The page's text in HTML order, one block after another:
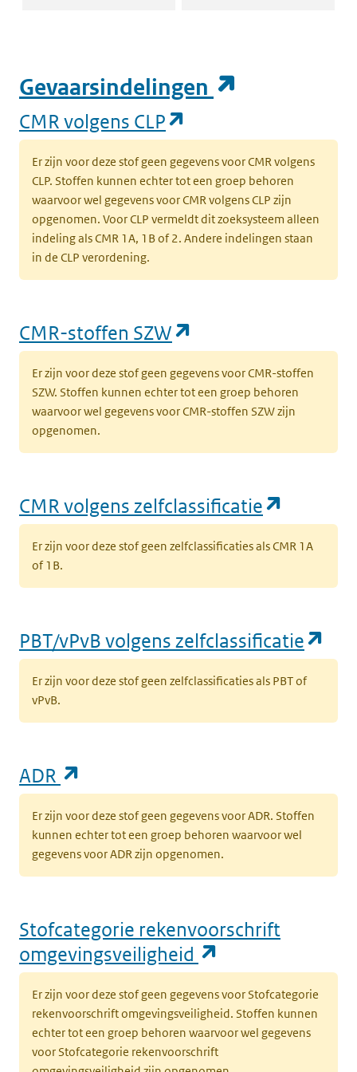
Gevaarsindelingen
CMR volgens CLP
Er zijn voor deze stof geen gegevens voor CMR volgens
CLP. Stoffen kunnen echter tot een groep behoren
waarvoor wel gegevens voor CMR volgens CLP zijn
opgenomen. Voor CLP vermeldt dit zoeksysteem alleen
indeling als CMR 1A, 1B of 2. Andere indelingen staan
in de CLP verordening.
CMR-stoffen SZW
Er zijn voor deze stof geen gegevens voor CMR-stoffen
SZW. Stoffen kunnen echter tot een groep behoren
waarvoor wel gegevens voor CMR-stoffen SZW zijn
opgenomen.
CMR volgens zelfclassificatie
Er zijn voor deze stof geen zelfclassificaties als CMR 1A
of 1B.
PBT/vPvB volgens zelfclassificatie
Er zijn voor deze stof geen zelfclassificaties als PBT of
vPvB.
ADR
Er zijn voor deze stof geen gegevens voor ADR. Stoffen
kunnen echter tot een groep behoren waarvoor wel
gegevens voor ADR zijn opgenomen.
Stofcategorie rekenvoorschrift
omgevingsveiligheid
Er zijn voor deze stof geen gegevens voor Stofcategorie
rekenvoorschrift omgevingsveiligheid. Stoffen kunnen
echter tot een groep behoren waarvoor wel gegevens
voor Stofcategorie rekenvoorschrift